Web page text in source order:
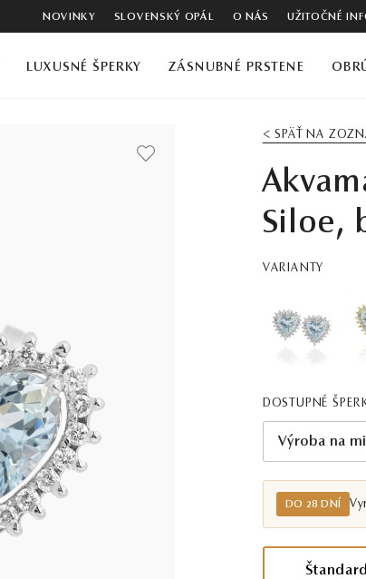
NOVINKY SLOVENSKÝ OPÁL O NÁS UŽITOČNÉ
LUXUSNÉ ŠPERKY ZÁSNUBNÉ PRSTENE
< SPÄŤ NA
Siloe,
VARIANTY
DOSTUPNÉ
Výroba na
DO 28 DNÍ